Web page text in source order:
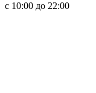
c 10:00 до 22:00